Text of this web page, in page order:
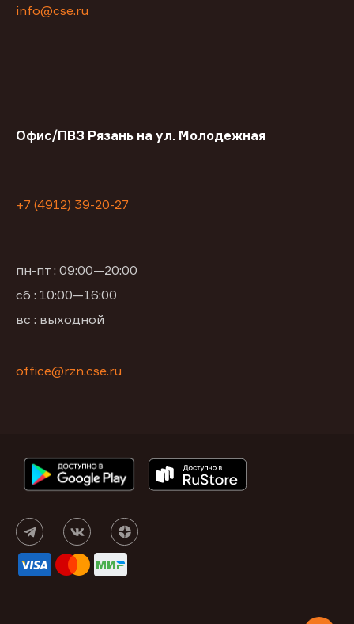
info@cse.ru
Офис/ПВЗ Рязань на ул. Молодежная
+7 (4912) 39-20-27
пн-пт : 09:00—20:00
сб : 10:00—16:00
вс : выходной
office@rzn.cse.ru